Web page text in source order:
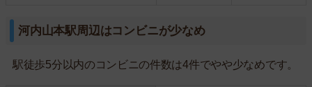
河内山本駅周辺はコンビニが少なめ
駅徒歩5分以内のコンビニの件数は4件でやや少なめです。